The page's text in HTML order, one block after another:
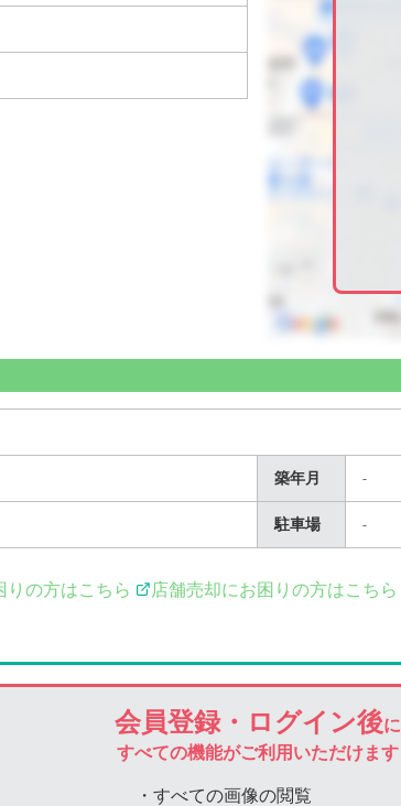
築年月 -
駐車場 -
りの方はこちら 店舗売却にお困りの方はこちら
会員登録・ログイン後に
すべての機能がご利用いただけます
・すべての画像の閲覧